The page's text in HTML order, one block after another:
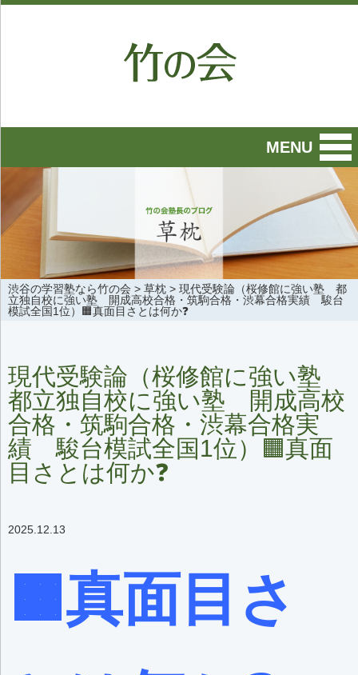
MENU
渋谷の学習塾なら竹の会 > 草枕> 現代受験論（桜修館に強い塾 都
立独自校に強い塾 開成高校合格・筑駒合格・渋幕合格実績 駿台
模試全国1位）🟧真面目さとは何か❓
現代受験論（桜修館に強い塾
都立独自校に強い塾 開成高校
合格・筑駒合格・渋幕合格実
績 駿台模試全国1位）🟧真面
目さとは何か❓
2025.12.13
🟧真面目さ